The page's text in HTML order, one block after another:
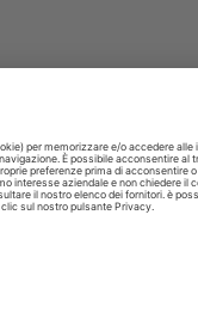
29/07/2025